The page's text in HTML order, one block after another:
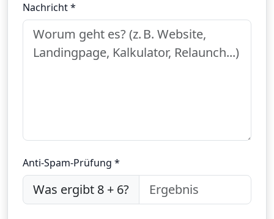
Nachricht *
Anti-Spam-Prüfung *
Was ergibt 8 + 6?